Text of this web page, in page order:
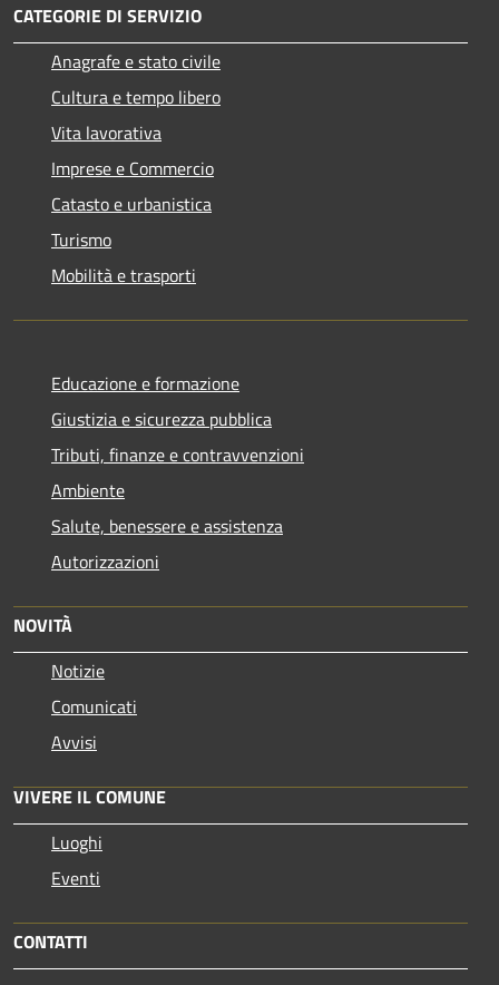
CATEGORIE DI SERVIZIO
Anagrafe e stato civile
Cultura e tempo libero
Vita lavorativa
Imprese e Commercio
Catasto e urbanistica
Turismo
Mobilità e trasporti
Educazione e formazione
Giustizia e sicurezza pubblica
Tributi, finanze e contravvenzioni
Ambiente
Salute, benessere e assistenza
Autorizzazioni
NOVITÀ
Notizie
Comunicati
Avvisi
VIVERE IL COMUNE
Luoghi
Eventi
CONTATTI